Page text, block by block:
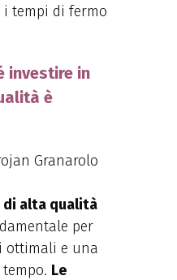
tempi di fermo
investire in
è
alta qualità
per
ottimali e una
Le